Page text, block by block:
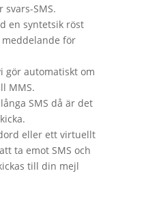
svars-SMS.
en syntetsik röst
för
gör automatiskt om
MMS.
SMS då är det
eller ett virtuellt
ta emot SMS och
till din mejl